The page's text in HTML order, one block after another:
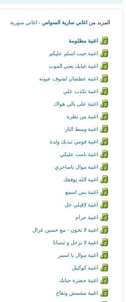
المزيد من اغاني سارية السواس - اغاني سورية
اغنية مظلومة
اغنية جيت اسلم عليكم
اغنية غيابك يعني الموت
اغنية عطشان لشوف عيونه
اغنية تكذب علي
اغنية على بالي هواك
اغنية من نظرة
اغنية وسط النار
اغنية قومي تندبك ولدة
اغنية نامت عليكي
اغنية موال ياساحري
اغنية الله يوفقك
اغنية بس اسمع
اغنية لاقيلي حل
اغنية حرام
اغنية لا تخون - مع حسين غزال
اغنية لا ترحل و تنسانا
اغنية موال يا اسمر
اغنية كوكتيل
اغنية حضرة جنابك
اغنية مشمش وتفاح